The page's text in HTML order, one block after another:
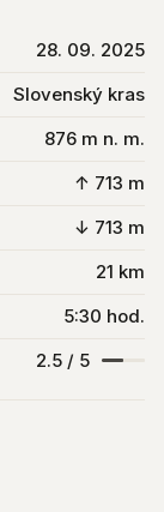
28. 09. 2025
Slovenský kras
876 m n. m.
↑ 713 m
↓ 713 m
21 km
5:30 hod.
2.5 / 5